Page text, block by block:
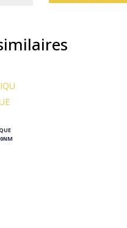
CONVERTISSEUR